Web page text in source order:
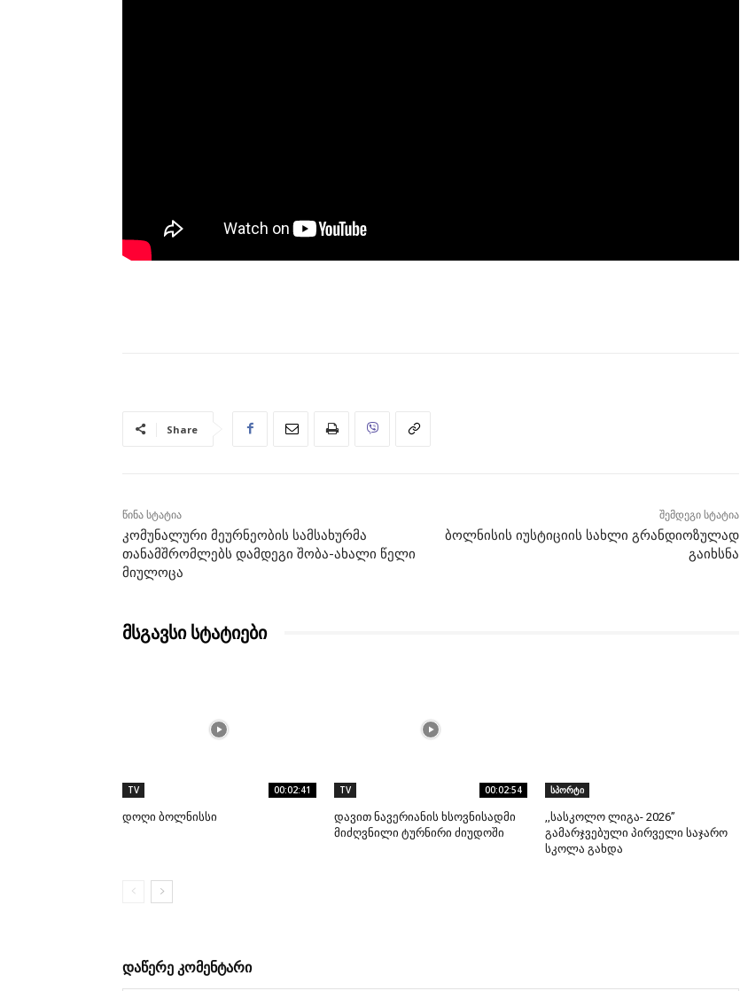
Share
წინა სტატია
კომუნალური მეურნეობის სამსახურმა
თანამშრომლებს დამდეგი შობა-ახალი წელი
მიულოცა
შემდეგი სტატია
ბოლნისის იუსტიციის სახლი გრანდიოზულად
გაიხსნა
მსგავსი სტატიები
TV 00:02:41
დოღი ბოლნისსი
TV 00:02:54
დავით ნავერიანის ხსოვნისადმი
მიძღვნილი ტურნირი ძიუდოში
სპორტი
,,სასკოლო ლიგა- 2026”
გამარჯვებული პირველი საჯარო
სკოლა გახდა
დაწერე კომენტარი